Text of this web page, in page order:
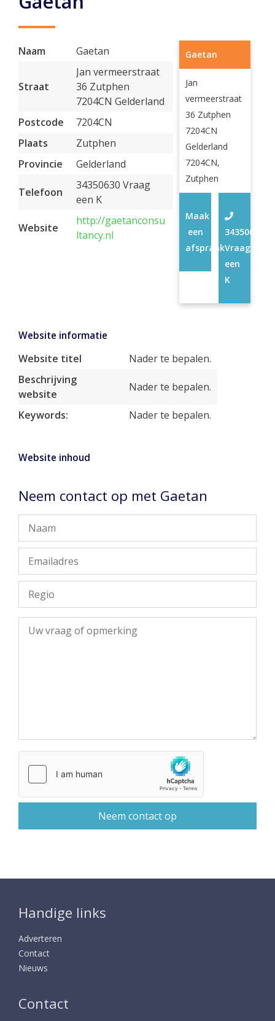
Naam Gaetan
Straat
Jan vermeerstraat
36 Zutphen
7204CN Gelderland
Postcode
7204CN
Plaats
Zutphen
Provincie
Gelderland
Telefoon
34350630 Vraag
een K
Website
http://gaetanconsu
ltancy.nl
Gaetan
Jan
vermeerstraat
36 Zutphen
7204CN
Gelderland
7204CN,
Zutphen
34350630
Vraag
een
K
Maak
een
afspraak
Website informatie
Website titel
Nader te bepalen.
Beschrijving
website
Nader te bepalen.
Keywords: Nader te bepalen.
Website inhoud
Neem contact op met Gaetan
Handige links
Adverteren
Contact
Nieuws
Contact